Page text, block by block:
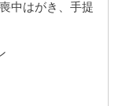
中はがき、手提